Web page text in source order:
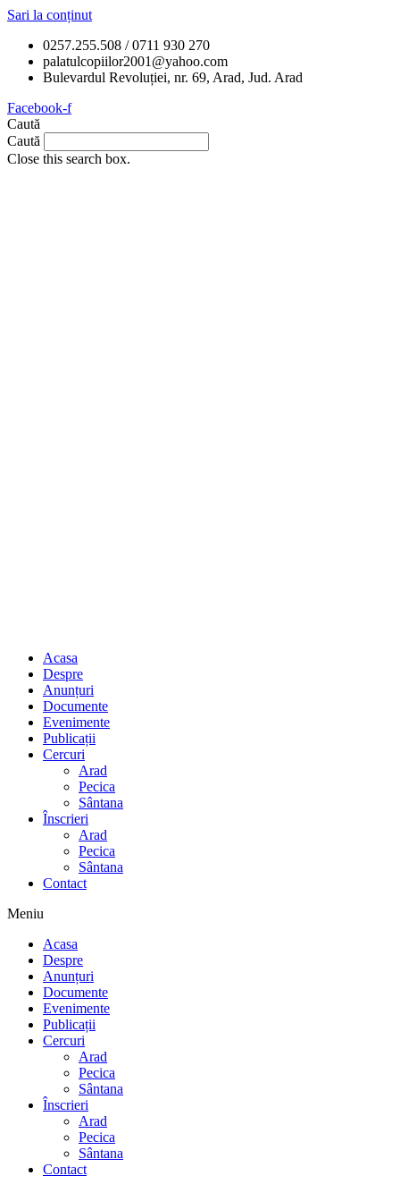
Sari la conținut
0257.255.508 / 0711 930 270
palatulcopiilor2001@yahoo.com
Bulevardul Revoluției, nr. 69, Arad, Jud. Arad
Facebook-f
Caută
Caută
Close this search box.
Acasa
Despre
Anunțuri
Documente
Evenimente
Publicații
Cercuri
Arad
Pecica
Sântana
Înscrieri
Arad
Pecica
Sântana
Contact
Meniu
Acasa
Despre
Anunțuri
Documente
Evenimente
Publicații
Cercuri
Arad
Pecica
Sântana
Înscrieri
Arad
Pecica
Sântana
Contact